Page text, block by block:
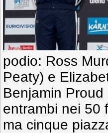
podio: Ross
Peaty) e
Benjamin
entrambi nei 50
ma cinque